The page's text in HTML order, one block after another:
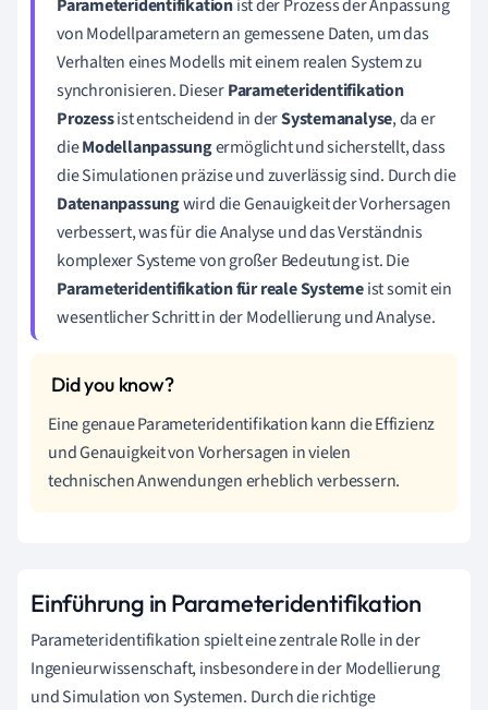
Parameteridentifikationist der Prozess der Anpassung
von Modellparametern an gemessene Daten, um das
Verhalten eines Modells mit einem realen System zu
synchronisieren. DieserParameteridentifikation
Prozessist entscheidend in derSystemanalyse, da er
dieModellanpassungermöglicht und sicherstellt, dass
die Simulationen präzise und zuverlässig sind. Durch die
Datenanpassungwird die Genauigkeit der Vorhersagen
verbessert, was für die Analyse und das Verständnis
komplexer Systeme von großer Bedeutung ist. Die
Parameteridentifikation für reale Systemeist somit ein
wesentlicher Schritt in der Modellierung und Analyse.
Eine genaue Parameteridentifikation kann die Effizienz
und Genauigkeit von Vorhersagen in vielen
technischen Anwendungen erheblich verbessern.
Einführung in Parameteridentifikation
Parameteridentifikation spielt eine zentrale Rolle in der
Ingenieurwissenschaft, insbesondere in der Modellierung
und Simulation von Systemen. Durch die richtige